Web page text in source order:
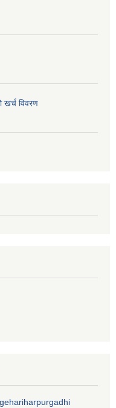
खर्च विवरण